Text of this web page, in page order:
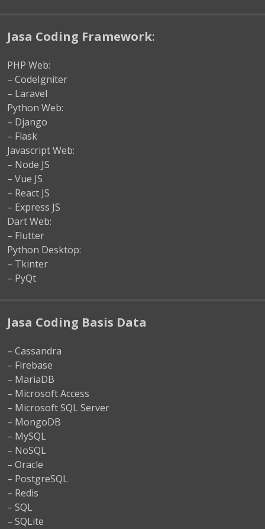
Jasa Coding Framework:
PHP Web:
– CodeIgniter
– Laravel
Python Web:
– Django
– Flask
Javascript Web:
– Node JS
– Vue JS
– React JS
– Express JS
Dart Web:
– Flutter
Python Desktop:
– Tkinter
– PyQt
Jasa Coding Basis Data
– Cassandra
– Firebase
– MariaDB
– Microsoft Access
– Microsoft SQL Server
– MongoDB
– MySQL
– NoSQL
– Oracle
– PostgreSQL
– Redis
– SQL
– SQLite